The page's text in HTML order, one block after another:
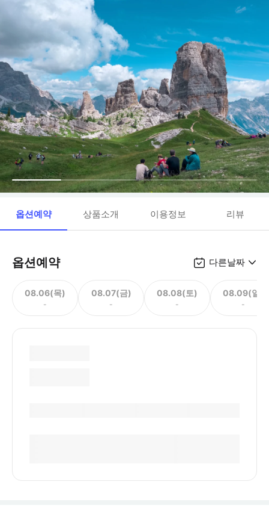
옵션예약 상품소개 이용정보 리뷰
옵션예약 다른날짜
08.06(목)
-
08.07(금)
-
08.08(토)
-
08.09(일)
-